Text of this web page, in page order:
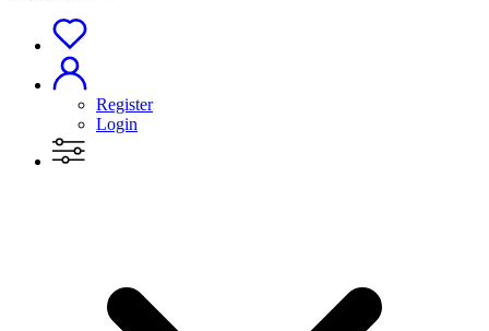
Register
Login